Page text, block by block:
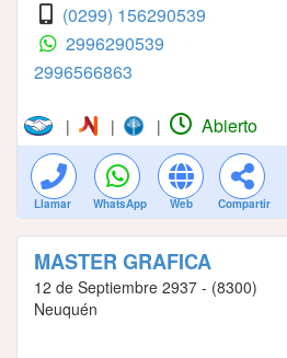
(0299) 156290539
2996290539
2996566863
| | | Abierto
Llamar WhatsApp Web Compartir
MASTER GRAFICA
12 de Septiembre 2937 - (8300)
Neuquén